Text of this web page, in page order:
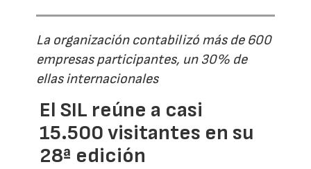
La organización contabilizó más de 600
empresas participantes, un 30% de
ellas internacionales
El SIL reúne a casi
15.500 visitantes en su
28ª edición